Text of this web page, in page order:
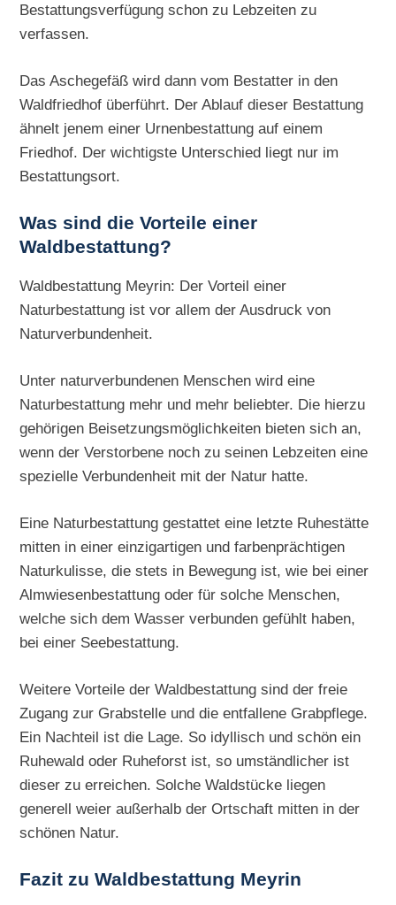
Bestattungsverfügung schon zu Lebzeiten zu
verfassen.
Das Aschegefäß wird dann vom Bestatter in den
Waldfriedhof überführt. Der Ablauf dieser Bestattung
ähnelt jenem einer Urnenbestattung auf einem
Friedhof. Der wichtigste Unterschied liegt nur im
Bestattungsort.
Was sind die Vorteile einer
Waldbestattung?
Waldbestattung Meyrin: Der Vorteil einer
Naturbestattung ist vor allem der Ausdruck von
Naturverbundenheit.
Unter naturverbundenen Menschen wird eine
Naturbestattung mehr und mehr beliebter. Die hierzu
gehörigen Beisetzungsmöglichkeiten bieten sich an,
wenn der Verstorbene noch zu seinen Lebzeiten eine
spezielle Verbundenheit mit der Natur hatte.
Eine Naturbestattung gestattet eine letzte Ruhestätte
mitten in einer einzigartigen und farbenprächtigen
Naturkulisse, die stets in Bewegung ist, wie bei einer
Almwiesenbestattung oder für solche Menschen,
welche sich dem Wasser verbunden gefühlt haben,
bei einer Seebestattung.
Weitere Vorteile der Waldbestattung sind der freie
Zugang zur Grabstelle und die entfallene Grabpflege.
Ein Nachteil ist die Lage. So idyllisch und schön ein
Ruhewald oder Ruheforst ist, so umständlicher ist
dieser zu erreichen. Solche Waldstücke liegen
generell weier außerhalb der Ortschaft mitten in der
schönen Natur.
Fazit zu Waldbestattung Meyrin